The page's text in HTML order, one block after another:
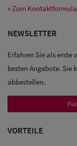
Sale:
Baseball
Caps
Caps
» Zum
NEWSLETTER
Erfahren Sie als erste
besten Angebote. Sie
abbestellen.
VORTEILE